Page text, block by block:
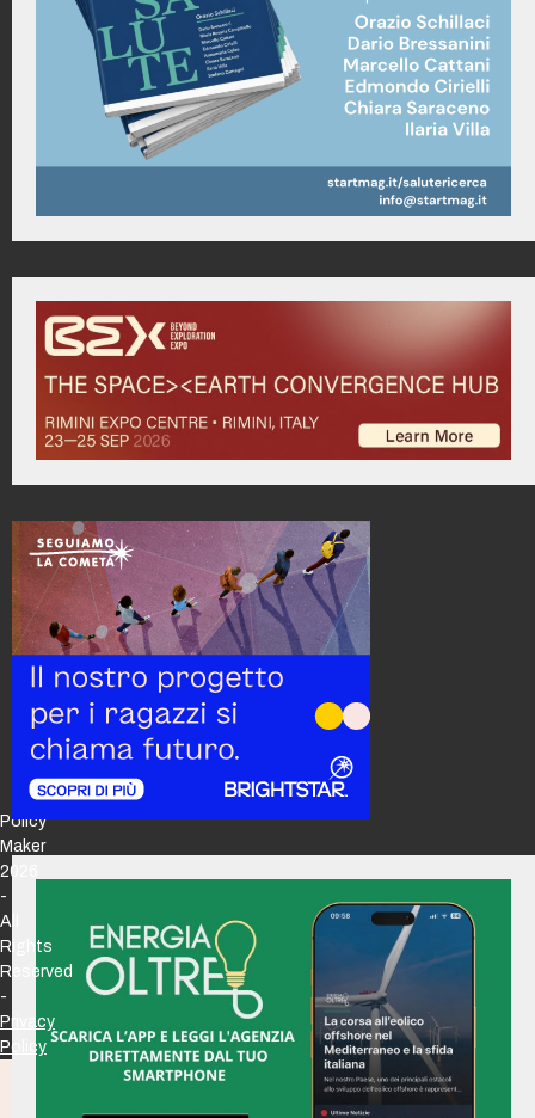
Policy
Maker
2026
-
All
Rights
Reserved
-
Privacy
Policy